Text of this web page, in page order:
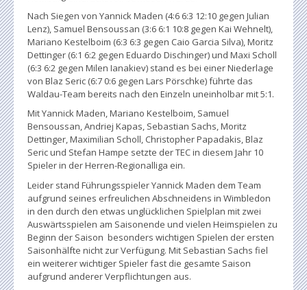
Nach Siegen von Yannick Maden (4:6 6:3 12:10 gegen Julian
Lenz), Samuel Bensoussan (3:6 6:1 10:8 gegen Kai Wehnelt),
Mariano Kestelboim (6:3 6:3 gegen Caio Garcia Silva), Moritz
Dettinger (6:1 6:2 gegen Eduardo Dischinger) und Maxi Scholl
(6:3 6:2 gegen Milen Ianakiev) stand es bei einer Niederlage
von Blaz Seric (6:7 0:6 gegen Lars Pörschke) führte das
Waldau-Team bereits nach den Einzeln uneinholbar mit 5:1.
Mit Yannick Maden, Mariano Kestelboim, Samuel
Bensoussan, Andriej Kapas, Sebastian Sachs, Moritz
Dettinger, Maximilian Scholl, Christopher Papadakis, Blaz
Seric und Stefan Hampe setzte der TEC in diesem Jahr 10
Spieler in der Herren-Regionalliga ein.
Leider stand Führungsspieler Yannick Maden dem Team
aufgrund seines erfreulichen Abschneidens in Wimbledon
in den durch den etwas unglücklichen Spielplan mit zwei
Auswärtsspielen am Saisonende und vielen Heimspielen zu
Beginn der Saison besonders wichtigen Spielen der ersten
Saisonhälfte nicht zur Verfügung. Mit Sebastian Sachs fiel
ein weiterer wichtiger Spieler fast die gesamte Saison
aufgrund anderer Verpflichtungen aus.